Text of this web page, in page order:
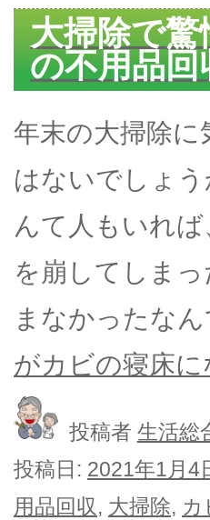
大掃除で
の不用品回
年末の大掃除
はないでしょ
んて人もいれ
を崩してしま
まなかったな
がカビの寝床
投稿者 生活総
投稿日: 2021年1月4
用品回収, 大掃除, カ